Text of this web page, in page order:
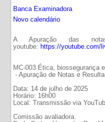
Banca Examinadora
Novo calendário
A Apuração das
youtube: https://youtube.com/
MC-003 Ética, biossegurança
- Apuração de Notas e
Data: 14 de julho de 2025
Horário: 16h00
Local: Transmissão via
Comissão avaliadora.